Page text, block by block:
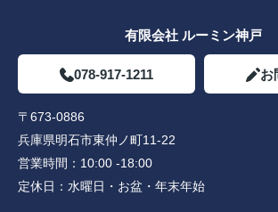
有限会社 ルーミン神戸
078-917-1211 お
〒673-0886
兵庫県明石市東仲ノ町11-22
営業時間： 10:00 -18:00
定休日： 水曜日・お盆・年末年始